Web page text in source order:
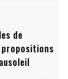
de
propositions